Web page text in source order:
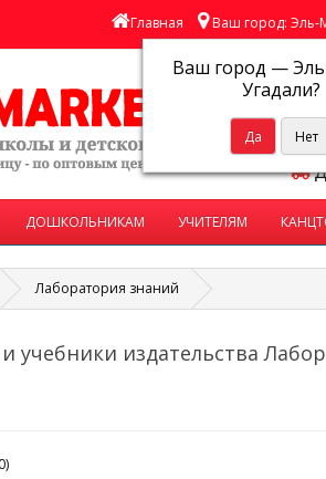
Главная Ваш город: Эль-
Ваш город —
Угадали?
8-
ДОШКОЛЬНИКАМ УЧИТЕЛЯМ
Лаборатория знаний
учебники издательства